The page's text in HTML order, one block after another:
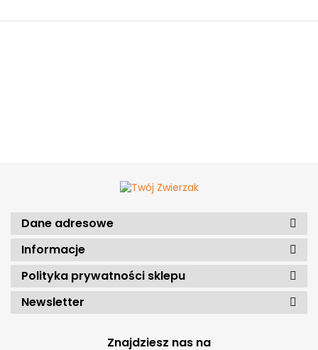
Dane adresowe
Informacje
Polityka prywatności sklepu
Newsletter
Znajdziesz nas na